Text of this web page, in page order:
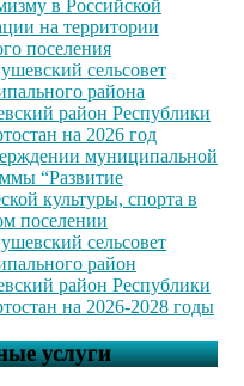
в Российской
на территории
поселения
сельсовет
района
район Республики
на 2026 год
муниципальной
“Развитие
культуры, спорта в
поселении
сельсовет
район
район Республики
на 2026-2028 годы
услуги